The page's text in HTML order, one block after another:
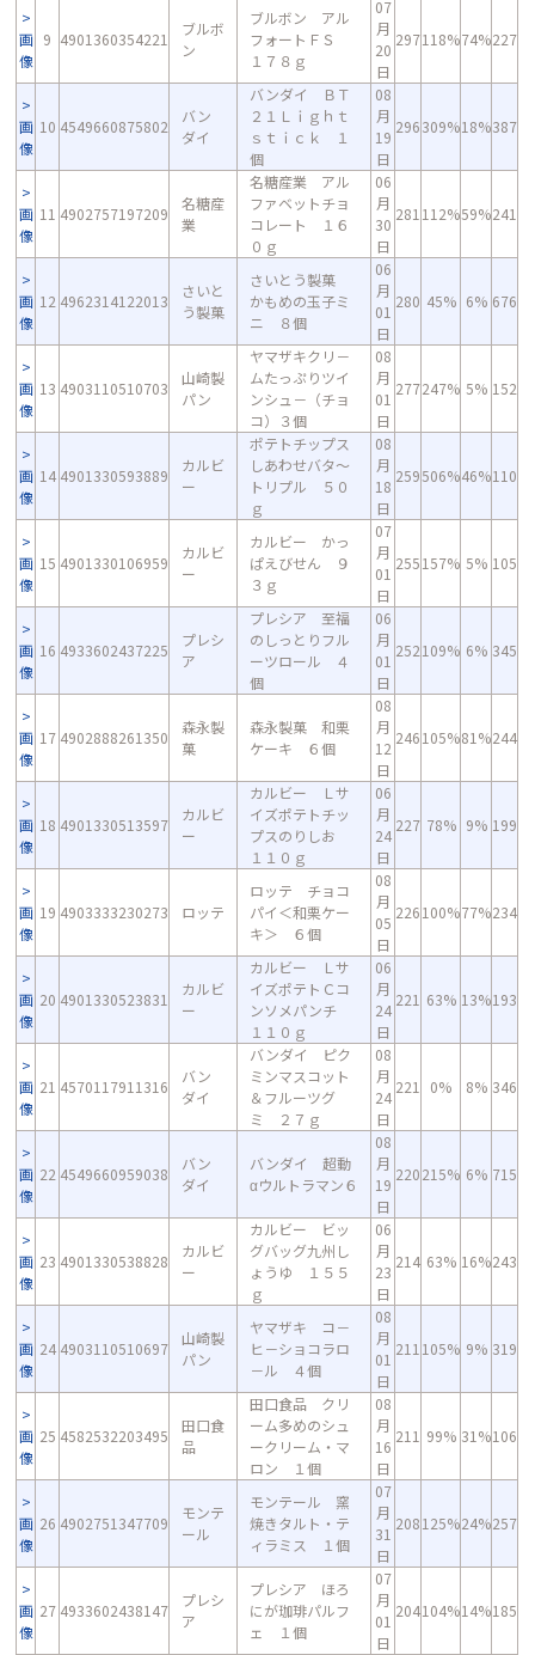
画
像
9 4901360354221
ブルボ
ン
ブルボン アル
フォートＦＳ
１７８ｇ
07
月
20
日
297118%74%227
画
像
10 4549660875802
バン
ダイ
バンダイ ＢＴ
２１Ｌｉｇｈｔ
ｓｔｉｃｋ １
個
08
月
19
日
296309%18%387
画
像
11 4902757197209
名糖産
業
名糖産業 アル
ファベットチョ
コレート １６
０ｇ
06
月
30
日
281 112%59%241
画
像
12 4962314122013
さいと
う製菓
さいとう製菓
かもめの玉子ミ
ニ ８個
06
月
01
日
280 45% 6% 676
画
像
13 4903110510703
山崎製
パン
ヤマザキクリ－
ムたっぷりツイ
ンシュ－（チョ
コ）３個
08
月
01
日
277247% 5% 152
画
像
14 4901330593889
カルビ
ー
ポテトチップス
しあわせバタ～
トリプル ５０
ｇ
08
月
18
日
259506%46%110
画
像
15 4901330106959
カルビ
ー
カルビー かっ
ぱえびせん ９
３ｇ
07
月
01
日
255157% 5% 105
画
像
16 4933602437225
プレシ
ア
プレシア 至福
のしっとりフル
ーツロール ４
個
06
月
01
日
252109% 6% 345
画
像
17 4902888261350
森永製
菓
森永製菓 和栗
ケーキ ６個
08
月
12
日
246105%81%244
画
像
18 4901330513597
カルビ
ー
カルビー Ｌサ
イズポテトチッ
プスのりしお
１１０ｇ
06
月
24
日
227 78% 9% 199
画
像
19 4903333230273 ロッテ
ロッテ チョコ
パイ＜和栗ケー
キ＞ ６個
08
月
05
日
226100%77%234
画
像
20 4901330523831
カルビ
ー
カルビー Ｌサ
イズポテトＣコ
ンソメパンチ
１１０ｇ
06
月
24
日
221 63% 13%193
画
像
21 4570117911316
バン
ダイ
バンダイ ピク
ミンマスコット
＆フルーツグ
ミ ２７ｇ
08
月
24
日
221 0% 8% 346
画
像
22 4549660959038
バン
ダイ
バンダイ 超動
αウルトラマン６
08
月
19
日
220215% 6% 715
画
像
23 4901330538828
カルビ
ー
カルビー ビッ
グバッグ九州し
ょうゆ １５５
ｇ
06
月
23
日
214 63% 16%243
画
像
24 4903110510697
山崎製
パン
ヤマザキ コ－
ヒ－ショコラロ
－ル ４個
08
月
01
日
211 105% 9% 319
画
像
25 4582532203495
田口食
品
田口食品 クリ
ーム多めのシュ
ークリーム・マ
ロン １個
08
月
16
日
211 99% 31%106
画
像
26 4902751347709
モンテ
ール
モンテール 窯
焼きタルト・テ
ィラミス １個
07
月
31
日
208125%24%257
画
像
27 4933602438147
プレシ
ア
プレシア ほろ
にが珈琲パルフ
ェ １個
07
月
01
日
204104%14%185